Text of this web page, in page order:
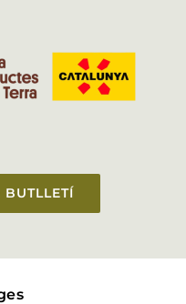
BUTLLETÍ